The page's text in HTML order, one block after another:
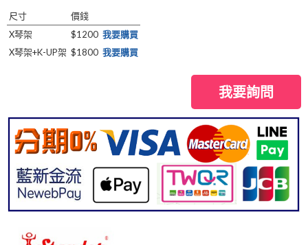
尺寸
價錢
X琴架
$1200 我要購買
X琴架+K-UP架 $1800 我要購買
我要詢問